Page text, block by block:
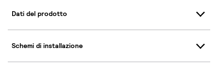
Dati del prodotto
Schemi di installazione